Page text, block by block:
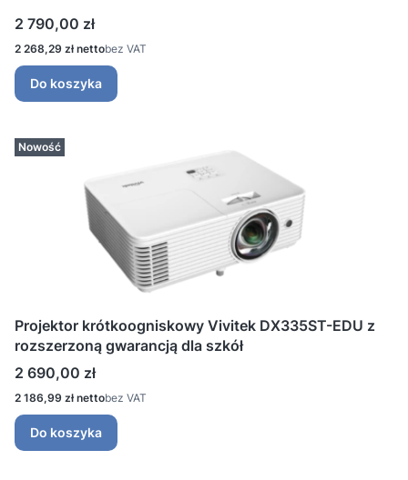
Cena
2 790,00 zł
Cena
2 268,29 zł bez VAT
Do koszyka
Nowość
Projektor krótkoogniskowy Vivitek DX335ST-EDU z
rozszerzoną gwarancją dla szkół
Cena
2 690,00 zł
Cena
2 186,99 zł bez VAT
Do koszyka